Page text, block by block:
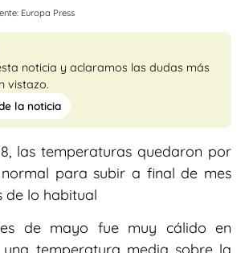
Europa Press
noticia y aclaramos las dudas más
vistazo.
la noticia
las temperaturas quedaron por
para subir a final de mes
de lo habitual
de mayo fue muy cálido en